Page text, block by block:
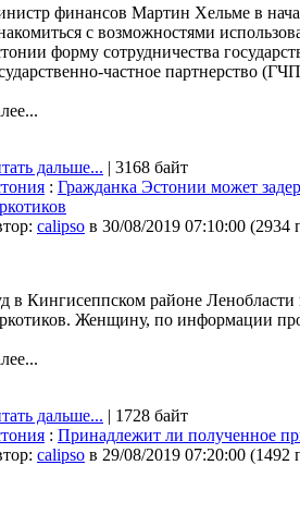
финансов Мартин Хельме в
с возможностями
форму сотрудничества
частное партнерство
дальше... | 3168 байт
: Гражданка Эстонии может
calipso в 30/08/2019 07:10:00 (2934
в Кингисеппском районе
Женщину, по информации
дальше... | 1728 байт
: Принадлежит ли полученное
calipso в 29/08/2019 07:20:00 (1492